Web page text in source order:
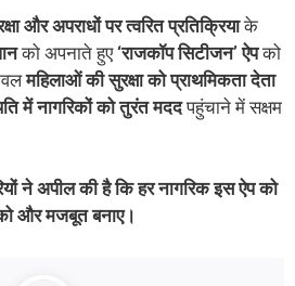
और अपराधों पर त्वरित प्रतिक्रियाके
को अपनाते हुए ‘राजकॉप सिटीजन’ऐपको
महिलाओं की सुरक्षा को प्राथमिकता देता
में नागरिकों को तुरंत मददपहुंचाने में सक्षम
ने अपील की है कि हर नागरिक इस ऐप को
और मजबूत बनाए।